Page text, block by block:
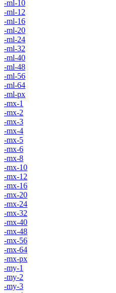
-ml-10
-ml-12
-ml-16
-ml-20
-ml-24
-ml-32
-ml-40
-ml-48
-ml-56
-ml-64
-ml-px
-mx-1
-mx-2
-mx-3
-mx-4
-mx-5
-mx-6
-mx-8
-mx-10
-mx-12
-mx-16
-mx-20
-mx-24
-mx-32
-mx-40
-mx-48
-mx-56
-mx-64
-mx-px
-my-1
-my-2
-my-3